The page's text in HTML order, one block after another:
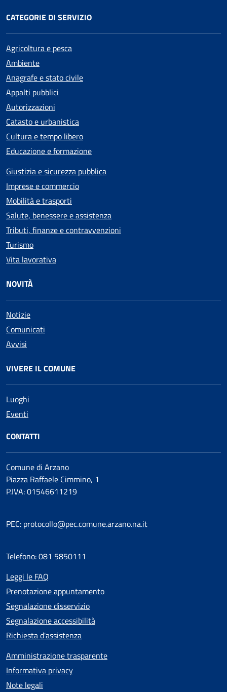
CATEGORIE DI SERVIZIO
Agricoltura e pesca
Ambiente
Anagrafe e stato civile
Appalti pubblici
Autorizzazioni
Catasto e urbanistica
Cultura e tempo libero
Educazione e formazione
Giustizia e sicurezza pubblica
Imprese e commercio
Mobilità e trasporti
Salute, benessere e assistenza
Tributi, finanze e contravvenzioni
Turismo
Vita lavorativa
NOVITÀ
Notizie
Comunicati
Avvisi
VIVERE IL COMUNE
Luoghi
Eventi
CONTATTI
Comune di Arzano
Piazza Raffaele Cimmino, 1
P.IVA: 01546611219
PEC: protocollo@pec.comune.arzano.na.it
Telefono: 081 5850111
Leggi le FAQ
Prenotazione appuntamento
Segnalazione disservizio
Segnalazione accessibilità
Richiesta d'assistenza
Amministrazione trasparente
Informativa privacy
Note legali